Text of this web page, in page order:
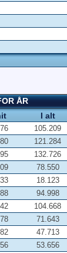
ÅR
I alt
105.209
121.284
132.726
78.550
18.123
94.998
104.668
71.643
47.713
53.656